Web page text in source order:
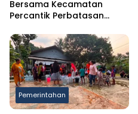
Bersama Kecamatan
Percantik Perbatasan
Putih Sambut HUT RI ke-81
Pemerintahan